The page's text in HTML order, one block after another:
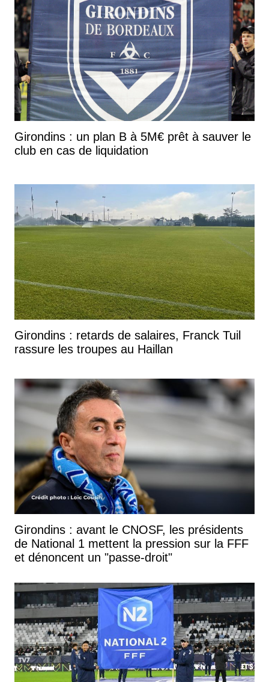
Girondins : un plan B à 5M€ prêt à sauver le
club en cas de liquidation
Girondins : retards de salaires, Franck Tuil
rassure les troupes au Haillan
Girondins : avant le CNOSF, les présidents
de National 1 mettent la pression sur la FFF
et dénoncent un "passe-droit"